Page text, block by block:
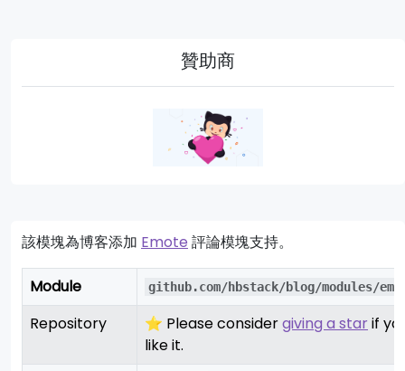
贊助商
該模塊為博客添加 Emote 評論模塊支持。
Module github.com/hbstack/blog/modules/
Repository ⭐ Please considergiving a starif
like it.